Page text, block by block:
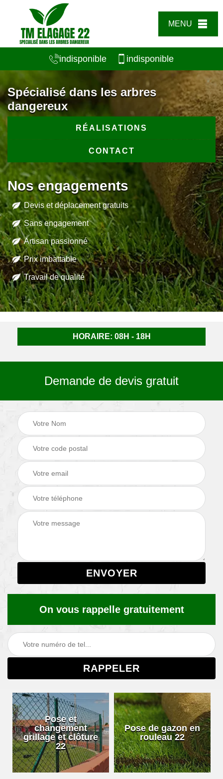
MENU
indisponible indisponible
Spécialisé dans les arbres
dangereux
RÉALISATIONS
CONTACT
Nos engagements
Devis et déplacement gratuits
Sans engagement
Artisan passionné
Prix imbattable
Travail de qualité
HORAIRE: 08H - 18H
Demande de devis gratuit
On vous rappelle gratuitement
Pose et
changement
grillage et clôture
22
Pose de gazon en
rouleau 22